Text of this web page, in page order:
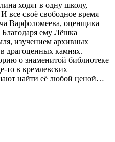
ходят в одну школу,
все своё свободное время
Варфоломеева, оценщика
ему Лёшка
изучением архивных
драгоценных камнях.
о знаменитой библиотеке
то в кремлевских
найти её любой ценой…